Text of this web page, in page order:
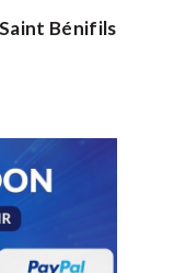
Saint Bénifils